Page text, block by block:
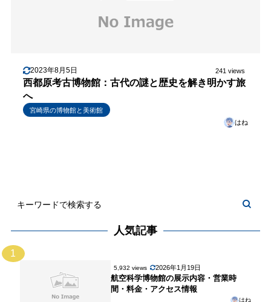
2023年8月5日 241 views
西都原考古博物館：古代の謎と歴史を解き明かす旅
へ
宮崎県の博物館と美術館
はね
人気記事
1
5,932 views 2026年1月19日
航空科学博物館の展示内容・営業時
間・料金・アクセス情報
はね